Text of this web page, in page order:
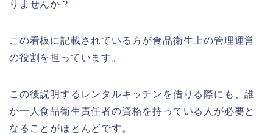
りませんか？
この看板に記載されている方が食品衛生上の管理運営
の役割を担っています。
この後説明するレンタルキッチンを借りる際にも、誰
か一人食品衛生責任者の資格を持っている人が必要と
なることがほとんどです。